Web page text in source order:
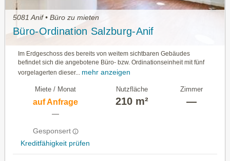
5081 Anif • Büro zu mieten
Büro-Ordination Salzburg-Anif
Im Erdgeschoss des bereits von weitem sichtbaren Ge­bäudes
befindet sich die angebotene Büro- bzw. Ordi­nationseinheit mit fünf
vorgelagerten dieser... mehr anzeigen
Miete / Monat
auf Anfrage
—
Gesponsert
Kreditfähigkeit prüfen
Nutzfläche
210 m²
Zimmer
—